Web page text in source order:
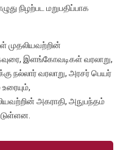
நிழற்பட மறுபதிப்பாக
முதலியவற்றின்
இளங்கோவடிகள் வரலாறு,
நல்லார் வரலாறு, அரசர் பெயர்
அகராதி, அநுபந்தம்